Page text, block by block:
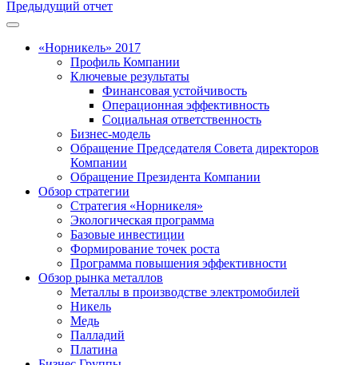
Предыдущий отчет
«Норникель» 2017
Профиль Компании
Ключевые результаты
Финансовая устойчивость
Операционная эффективность
Социальная ответственность
Бизнес-модель
Обращение Председателя Совета директоров
Компании
Обращение Президента Компании
Обзор стратегии
Стратегия «Норникеля»
Экологическая программа
Базовые инвестиции
Формирование точек роста
Программа повышения эффективности
Обзор рынка металлов
Металлы в производстве электромобилей
Никель
Медь
Палладий
Платина